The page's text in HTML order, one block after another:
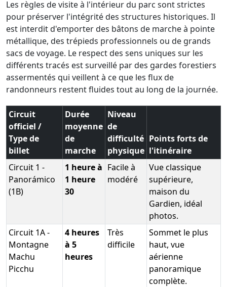
Les règles de visite à l'intérieur du parc sont strictes
pour préserver l'intégrité des structures historiques. Il
est interdit d'emporter des bâtons de marche à pointe
métallique, des trépieds professionnels ou de grands
sacs de voyage. Le respect des sens uniques sur les
différents tracés est surveillé par des gardes forestiers
assermentés qui veillent à ce que les flux de
randonneurs restent fluides tout au long de la journée.
Circuit
officiel /
Type de
billet
Durée
moyenne
de
marche
Niveau
de
difficulté
physique
Points forts de
l'itinéraire
Circuit 1 -
Panorámico
(1B)
1 heure à
1 heure
30
Facile à
modéré
Vue classique
supérieure,
maison du
Gardien, idéal
photos.
Circuit 1A -
Montagne
Machu
Picchu
4 heures
à 5
heures
Très
difficile
Sommet le plus
haut, vue
aérienne
panoramique
complète.